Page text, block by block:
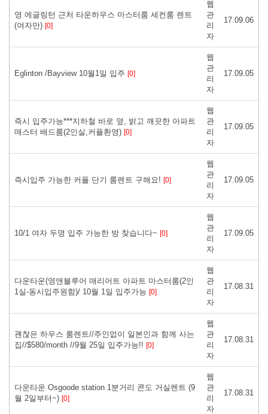
영 에글링턴 근처 타운하우스 마스터룸 세컨룸 렌트
(여자만) [0]
웹
관
리
자
17.09.06
Eglinton /Bayview 10월1일 입주 [0]
웹
관
리
자
17.09.05
즉시 입주가능***지하철 바로 옆, 밝고 깨끗한 아파트
매스터 배드룸(2인실,커플환영) [0]
웹
관
리
자
17.09.05
즉시입주 가능한 커플 단기 룸렌트 구해요! [0]
웹
관
리
자
17.09.05
10/1 여자 두명 입주 가능한 방 찾습니다~ [0]
웹
관
리
자
17.09.05
다운타운(영앤블루어 매리어트 아파트 마스터룸(2인
1실-동시입주원함)/ 10월 1일 입주가능 [0]
웹
관
리
자
17.08.31
괜찮은 하우스 룸렌트//주인없이 일본인과 함께 사는
집//$580/month //9월 25일 입주가능!! [0]
웹
관
리
자
17.08.31
다운타운 Osgoode station 1분거리 콘도 거실렌트 (9
월 2일부터~) [0]
웹
관
리
자
17.08.31